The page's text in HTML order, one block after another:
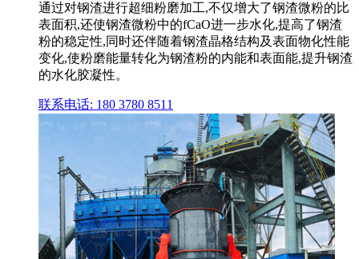
通过对钢渣进行超细粉磨加工,不仅增大了钢渣微粉的比
表面积,还使钢渣微粉中的fCaO进一步水化,提高了钢渣
粉的稳定性,同时还伴随着钢渣晶格结构及表面物化性能
变化,使粉磨能量转化为钢渣粉的内能和表面能,提升钢渣
的水化胶凝性。
联系电话: 180 3780 8511